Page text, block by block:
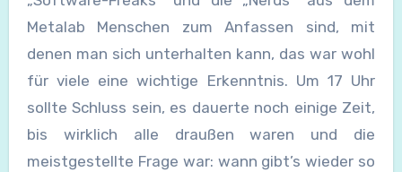
Metalab Menschen zum Anfassen sind, mit
denen man sich unterhalten kann, das war wohl
für viele eine wichtige Erkenntnis. Um 17 Uhr
sollte Schluss sein, es dauerte noch einige Zeit,
bis wirklich alle draußen waren und die
meistgestellte Frage war: wann gibt’s wieder so